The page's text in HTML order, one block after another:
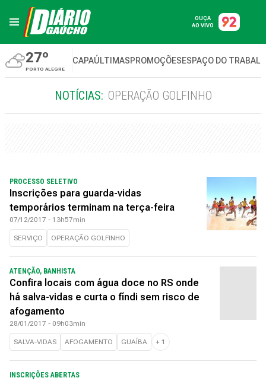
OUÇA
AO VIVO
27º
PORTO ALEGRE
CAPAÚLTIMASPROMOÇÕESESPAÇO DO
NOTÍCIAS: OPERAÇÃO GOLFINHO
PROCESSO SELETIVO
Inscrições para guarda-vidas
temporários terminam na terça-feira
07/12/2017 - 13h57min
SERVIÇO OPERAÇÃO GOLFINHO
ATENÇÃO, BANHISTA
Confira locais com água doce no RS onde
há salva-vidas e curta o fíndi sem risco de
afogamento
28/01/2017 - 09h03min
SALVA-VIDAS AFOGAMENTO GUAÍBA + 1
INSCRIÇÕES ABERTAS